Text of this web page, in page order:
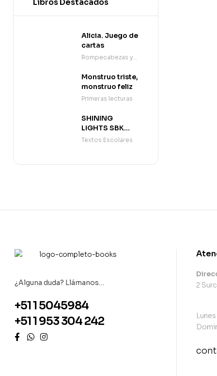
Libros Destacados
Alicia. Juego de
cartas
Rompecabezas y
Monstruo triste,
monstruo feliz
Primeras lecturas
SHINING
LIGHTS SBK
W/INTERACT
Textos Escolares
¿Alguna duda? Llámanos…
+51 1 5045984
+51 1 953 304 242
2